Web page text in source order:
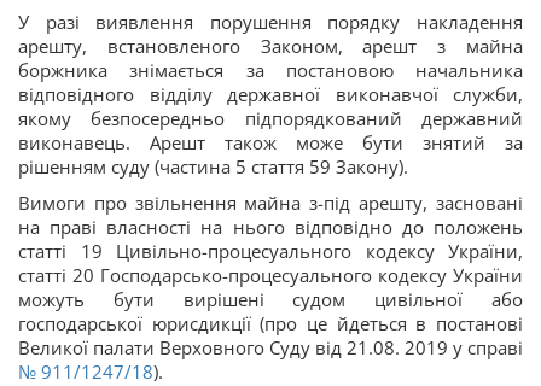
У разі виявлення порушення порядку накладення
арешту, встановленого Законом, арешт з майна
боржника знімається за постановою начальника
відповідного відділу державної виконавчої служби,
якому безпосередньо підпорядкований державний
виконавець. Арешт також може бути знятий за
рішенням суду (частина 5 стаття 59 Закону).
Вимоги про звільнення майна з-під арешту, засновані
на праві власності на нього відповідно до положень
статті 19 Цивільно-процесуального кодексу України,
статті 20 Господарсько-процесуального кодексу України
можуть бути вирішені судом цивільної або
господарської юрисдикції (про це йдеться в постанові
Великої палати Верховного Суду від 21.08. 2019 у справі
№ 911/1247/18).